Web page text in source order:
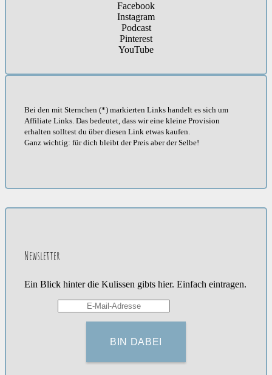
Facebook
Instagram
Podcast
Pinterest
YouTube
Bei den mit Sternchen (*) markierten Links handelt es sich um
Affiliate Links. Das bedeutet, dass wir eine kleine Provision
erhalten solltest du über diesen Link etwas kaufen.
Ganz wichtig: für dich bleibt der Preis aber der Selbe!
Newsletter
Ein Blick hinter die Kulissen gibts hier. Einfach eintragen.